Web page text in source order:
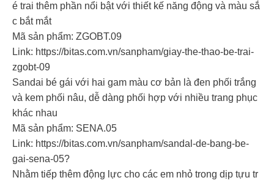
é trai thêm phần nổi bật với thiết kế năng động và màu sắ
c bắt mắt
Mã sản phẩm: ZGOBT.09
Link: https://bitas.com.vn/sanpham/giay-the-thao-be-trai-
zgobt-09
Sandai bé gái với hai gam màu cơ bản là đen phối trắng
và kem phối nâu, dễ dàng phối hợp với nhiều trang phục
khác nhau
Mã sản phẩm: SENA.05
Link: https://bitas.com.vn/sanpham/sandal-de-bang-be-
gai-sena-05?
Nhằm tiếp thêm động lực cho các em nhỏ trong dịp tựu tr